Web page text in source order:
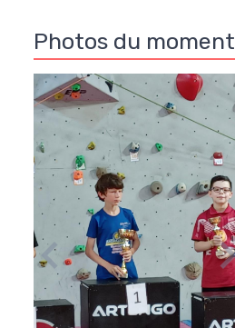
Photos du moment